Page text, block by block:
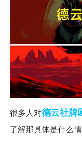
很多人对德云社牌
了解那具体是什么